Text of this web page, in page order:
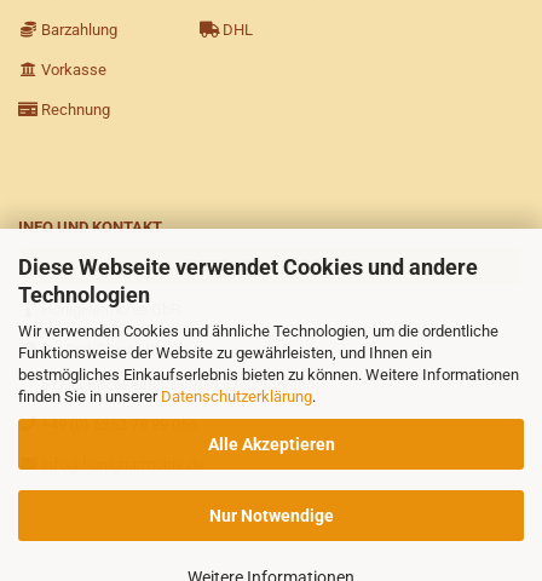
Diese Webseite verwendet Cookies und andere
Technologien
Wir verwenden Cookies und ähnliche Technologien, um die ordentliche
Funktionsweise der Website zu gewährleisten, und Ihnen ein
bestmögliches Einkaufserlebnis bieten zu können. Weitere Informationen
finden Sie in unserer Datenschutzerklärung.
Alle Akzeptieren
Nur Notwendige
Barzahlung
Vorkasse
Rechnung
DHL
INFO UND KONTAKT
VERTRAG WIDERRUFEN
HonigHarmonie GbR
Dr.-Carl-Glaser-Str. 2b
67292 Kirchheimbolanden (Deutschland)
+49 (0) 6352 78 99 056